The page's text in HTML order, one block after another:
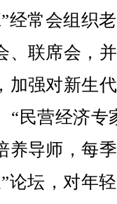
常会组织
、联席会，
加强对新生
“民营经济专
养导师，每
论坛，对年